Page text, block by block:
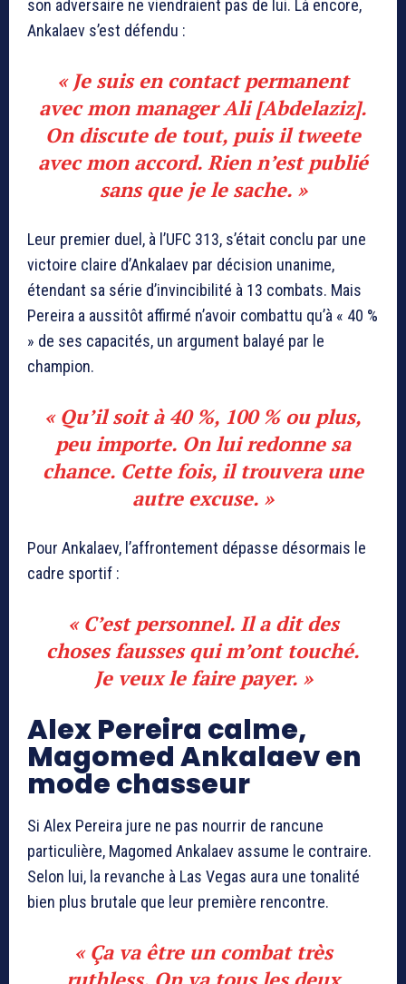
son adversaire ne viendraient pas de lui. Là encore,
Ankalaev s’est défendu :
« Je suis en contact permanent
avec mon manager Ali [Abdelaziz].
On discute de tout, puis il tweete
avec mon accord. Rien n’est publié
sans que je le sache. »
Leur premier duel, à l’UFC 313, s’était conclu par une
victoire claire d’Ankalaev par décision unanime,
étendant sa série d’invincibilité à 13 combats. Mais
Pereira a aussitôt affirmé n’avoir combattu qu’à « 40 %
» de ses capacités, un argument balayé par le
champion.
« Qu’il soit à 40 %, 100 % ou plus,
peu importe. On lui redonne sa
chance. Cette fois, il trouvera une
autre excuse. »
Pour Ankalaev, l’affrontement dépasse désormais le
cadre sportif :
« C’est personnel. Il a dit des
choses fausses qui m’ont touché.
Je veux le faire payer. »
Alex Pereira calme,
Magomed Ankalaev en
mode chasseur
Si Alex Pereira jure ne pas nourrir de rancune
particulière, Magomed Ankalaev assume le contraire.
Selon lui, la revanche à Las Vegas aura une tonalité
bien plus brutale que leur première rencontre.
« Ça va être un combat très